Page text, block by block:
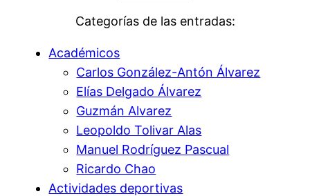
Categorías de las entradas:
Académicos
Carlos González-Antón Álvarez
Elías Delgado Álvarez
Guzmán Alvarez
Leopoldo Tolivar Alas
Manuel Rodríguez Pascual
Ricardo Chao
Actividades deportivas